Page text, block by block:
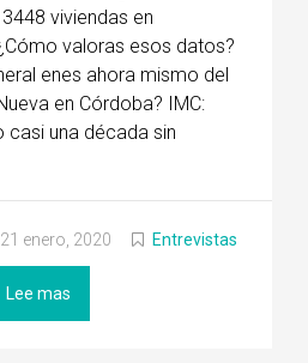
viviendas en
valoras esos datos?
enes ahora mismo del
en Córdoba? IMC:
casi una década sin
21 enero, 2020 Entrevistas
Lee mas